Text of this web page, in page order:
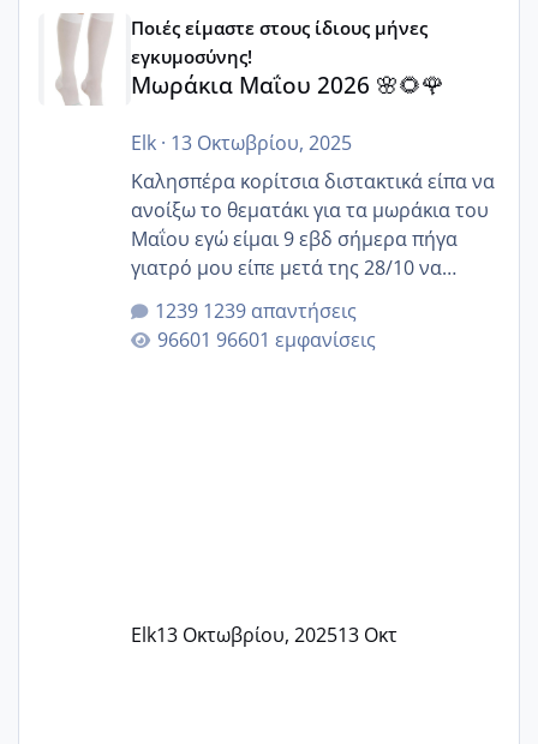
Μωράκια Μαΐου 2026 🌸🌻🌹
Ποιές είμαστε στους ίδιους μήνες
εγκυμοσύνης!
Μωράκια Μαΐου 2026 🌸🌻🌹
Elk· 13 Οκτωβρίου, 2025
Καλησπέρα κορίτσια διστακτικά είπα να
ανοίξω το θεματάκι για τα μωράκια του
Μαΐου εγώ είμαι 9 εβδ σήμερα πήγα
γιατρό μου είπε μετά της 28/10 να
κλείσω ραντεβού για την αυχενική είναι
καμιά άλλη κοπέλα να γεννάει Μάιο ;;
1239 απαντήσεις
96601 εμφανίσεις
Elk13 Οκτωβρίου, 202513 Οκτ